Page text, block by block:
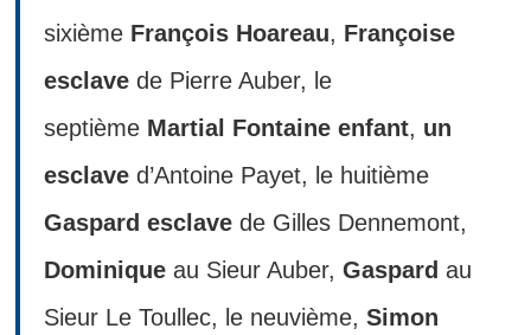
sixième François Hoareau, Françoise
esclavede Pierre Auber, le
septième Martial Fontaine enfant, un
esclaved’Antoine Payet, le huitième
Gaspard esclavede Gilles Dennemont,
Dominiqueau Sieur Auber, Gaspard au
Sieur Le Toullec, le neuvième, Simon